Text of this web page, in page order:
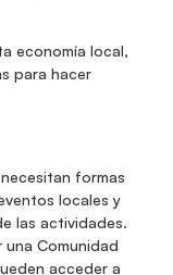
economía local,
para hacer
formas
locales y
las actividades.
Comunidad
acceder a